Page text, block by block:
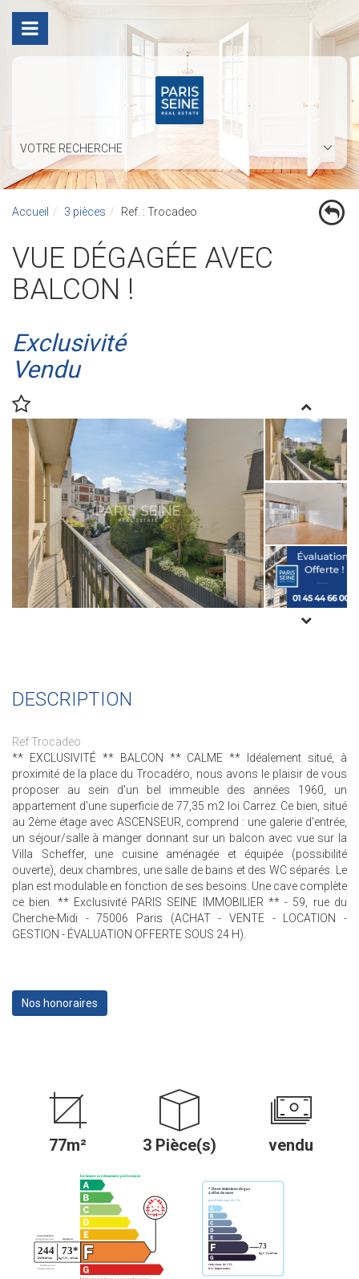
VOTRE RECHERCHE
Accueil 3 pièces Ref. : Trocadeo
VUE DÉGAGÉE AVEC
BALCON !
Exclusivité
Vendu
DESCRIPTION
Ref Trocadeo
** EXCLUSIVITÉ ** BALCON ** CALME ** Idéalement situé, à
proximité de la place du Trocadéro, nous avons le plaisir de vous
proposer au sein d'un bel immeuble des années 1960, un
appartement d'une superficie de 77,35 m2 loi Carrez. Ce bien, situé
au 2ème étage avec ASCENSEUR, comprend : une galerie d'entrée,
un séjour/salle à manger donnant sur un balcon avec vue sur la
Villa Scheffer, une cuisine aménagée et équipée (possibilité
ouverte), deux chambres, une salle de bains et des WC séparés. Le
plan est modulable en fonction de ses besoins. Une cave complète
ce bien. ** Exclusivité PARIS SEINE IMMOBILIER ** - 59, rue du
Cherche-Midi - 75006 Paris (ACHAT - VENTE - LOCATION -
GESTION - ÉVALUATION OFFERTE SOUS 24 H).
Nos honoraires
77m² 3 Pièce(s) vendu